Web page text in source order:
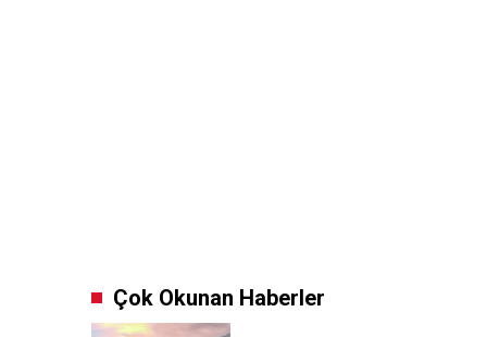
Çok Okunan Haberler